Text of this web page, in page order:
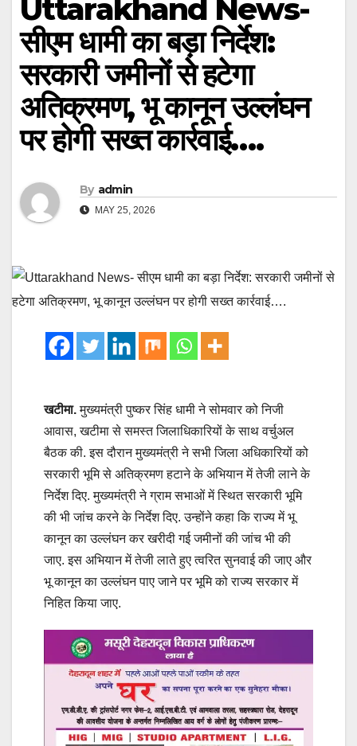
Uttarakhand News-
सीएम धामी का बड़ा निर्देश:
सरकारी जमीनों से हटेगा
अतिक्रमण, भू कानून उल्लंघन
पर होगी सख्त कार्रवाई….
By admin
MAY 25, 2026
खटीमा.मुख्यमंत्री पुष्कर सिंह धामी ने सोमवार को निजी
आवास, खटीमा से समस्त जिलाधिकारियों के साथ वर्चुअल
बैठक की. इस दौरान मुख्यमंत्री ने सभी जिला अधिकारियों को
सरकारी भूमि से अतिक्रमण हटाने के अभियान में तेजी लाने के
निर्देश दिए. मुख्यमंत्री ने ग्राम सभाओं में स्थित सरकारी भूमि
की भी जांच करने के निर्देश दिए. उन्होंने कहा कि राज्य में भू
कानून का उल्लंघन कर खरीदी गई जमीनों की जांच भी की
जाए. इस अभियान में तेजी लाते हुए त्वरित सुनवाई की जाए और
भू कानून का उल्लंघन पाए जाने पर भूमि को राज्य सरकार में
निहित किया जाए.